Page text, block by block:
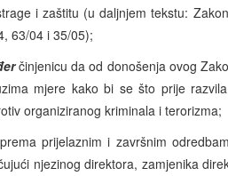
i zaštitu (u daljnjem tekstu:
63/04 i 35/05);
činjenicu da od donošenja ovog
mjere kako bi se što prije
organiziranog kriminala i terorizma;
prijelaznim i završnim
njezinog direktora, zamjenika